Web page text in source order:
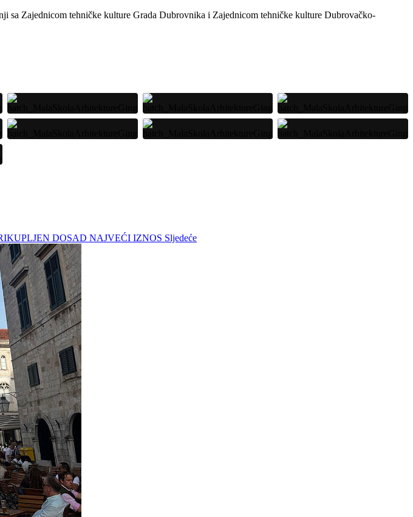
sa Zajednicom tehničke kulture Grada Dubrovnika i Zajednicom tehničke kulture Dubrovačko-
DOSAD NAJVEĆI IZNOS Sljedeće